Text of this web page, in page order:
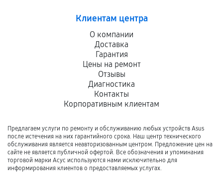
Клиентам центра
О компании
Доставка
Гарантия
Цены на ремонт
Отзывы
Диагностика
Контакты
Корпоративным клиентам
Предлагаем услуги по ремонту и обслуживанию любых устройств Asus
после истечения на них гарантийного срока. Наш центр технического
обслуживания является неавторизованным центром. Предложение цен на
сайте не является публичной офертой. Все обозначения и упоминания
торговой марки Асус используются нами исключительно для
информирования клиентов о предоставляемых услугах.